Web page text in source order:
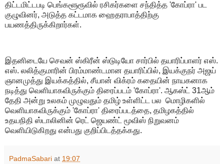
திட்டமிட்டபடி பெங்களூரூவில் ரசிகர்களை சந்தித்த 'கோப்ரா' பட
குழுவினர், அடுத்த கட்டமாக ஹைதராபாத்திற்கு
பயணத்திருக்கிறார்கள்.
இதனிடையே செவன் ஸ்கிரீன் ஸ்டுடியோ சார்பில் தயாரிப்பாளர் எஸ்.
எஸ். லலித்குமாரின் பிரம்மாண்டமான தயாரிப்பில், இயக்குநர் அஜய்
ஞானமுத்து இயக்கத்தில், சீயான் விக்ரம் கதையின் நாயகனாக
நடித்து வெளியாகவிருக்கும் திரைப்படம் 'கோப்ரா'. ஆகஸ்ட் 31ஆம்
தேதி அன்று உலகம் முழுவதும் தமிழ் உள்ளிட்ட பல மொழிகளில்
வெளியாகவிருக்கும் 'கோப்ரா' திரைப்படத்தை, தமிழகத்தில்
உதயநிதி ஸ்டாலினின் ரெட் ஜெயண்ட் மூவிஸ் நிறுவனம்
வெளியிடுகிறது என்பது குறிப்பிடத்தக்கது.
PadmaSabari at 19:07